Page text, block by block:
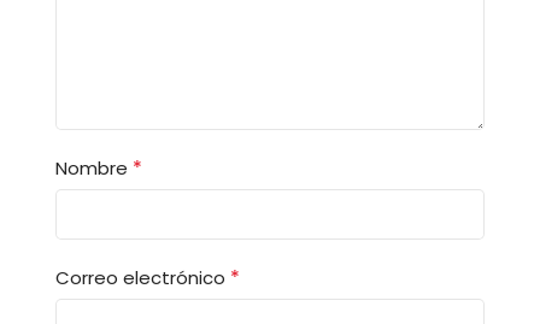
Nombre *
Correo electrónico *